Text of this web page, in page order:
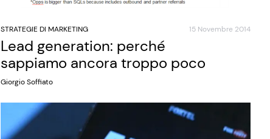
STRATEGIE DI MARKETING
15 Novembre 2014
Lead generation: perché
sappiamo ancora troppo poco
Giorgio Soffiato